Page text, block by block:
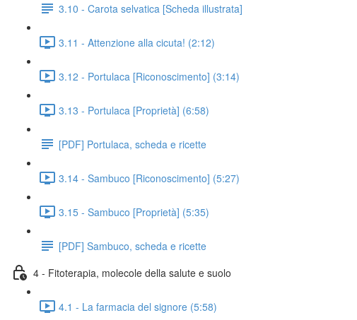
3.10 - Carota selvatica [Scheda illustrata]
3.11 - Attenzione alla cicuta! (2:12)
3.12 - Portulaca [Riconoscimento] (3:14)
3.13 - Portulaca [Proprietà] (6:58)
[PDF] Portulaca, scheda e ricette
3.14 - Sambuco [Riconoscimento] (5:27)
3.15 - Sambuco [Proprietà] (5:35)
[PDF] Sambuco, scheda e ricette
4 - Fitoterapia, molecole della salute e suolo
4.1 - La farmacia del signore (5:58)